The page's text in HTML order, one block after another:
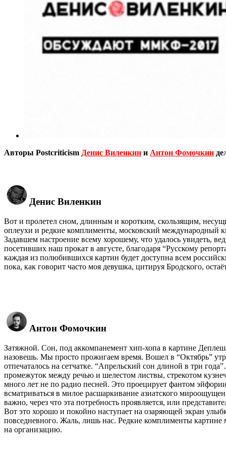
Авторы Postcriticism Денис Виленкин и Антон Фомочкин
Денис Виленкин
Вот и пролетел сном, длинным и коротким, скользящим,
оплеухи и редкие комплименты, московский международный
Задавшем настроение всему хорошему, что удалось увидеть,
посетивших наш прокат в августе, благодаря “Русскому
каждая из полюбившихся картин будет доступна всем
пока, как говорит часто моя девушка, цитируя Бродского,
Антон Фомочкин
Затяжной. Сон, под аккомпанемент хип-хопа в картине
назовешь. Мы просто прожигаем время. Вошел в “Октябрь”
отпечаталось на сетчатке. “Апрельский сон длиной в три
промежуток между речью и шелестом листвы, стрекотом
много лет не по радио песней. Это проецирует фантом
всматриваться в милое расшаркивание азиатского
важно, через что эта потребность проявляется, или
Вот это хорошо и покойно наступает на озаряющей экран
повседневного. Жаль, лишь нас. Редкие комплименты
на организацию.